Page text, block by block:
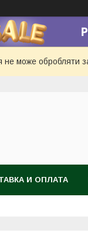
не може обробляти
И ОПЛАТА